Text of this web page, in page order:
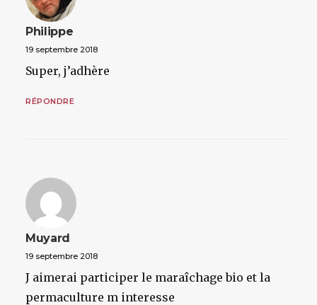
Philippe
19 septembre 2018
Super, j’adhère
RÉPONDRE
Muyard
19 septembre 2018
J aimerai participer le maraîchage bio et la
permaculture m interesse